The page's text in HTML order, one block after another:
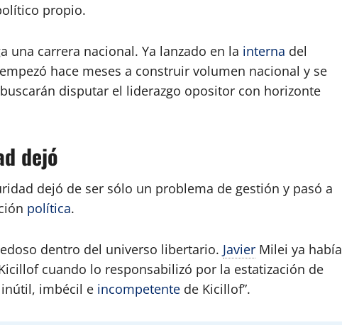
propio.
una carrera nacional. Ya lanzado en la interna del
hace meses a construir volumen nacional y se
disputar el liderazgo opositor con horizonte
dejó
dejó de ser sólo un problema de gestión y pasó a
política.
dentro del universo libertario. Javier Milei ya había
cuando lo responsabilizó por la estatización de
inútil, imbécil e incompetente de Kicillof”.